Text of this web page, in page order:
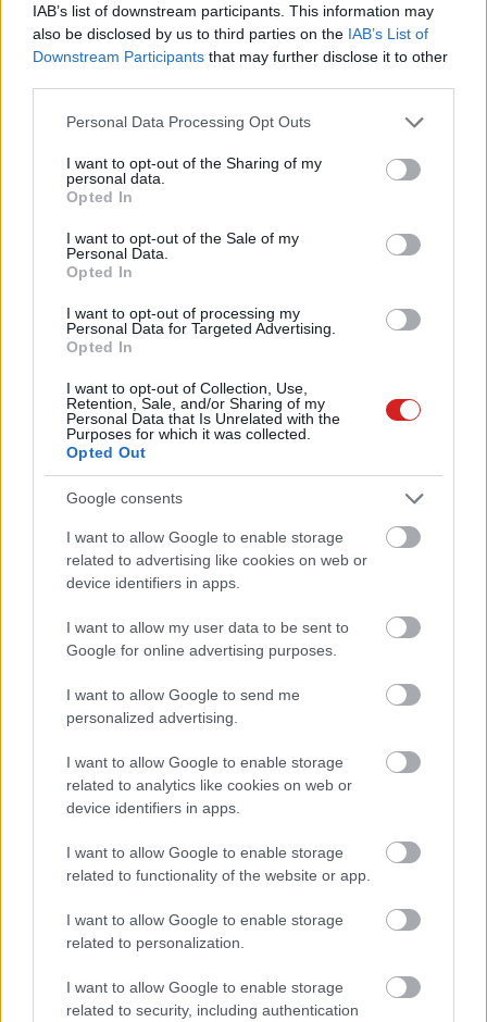
IAB’s list of downstream participants. This information may
also be disclosed by us to third parties on the IAB’s List of
Downstream Participants that may further disclose it to other
Please note that this website/app uses one or more Google
not limited to your visit or usage behaviour. You may click to
grant or deny consent to Google and its third-party tags to
use your data for below specified purposes in below Google
consent section.
Personal Data Processing Opt Outs
I want to opt-out of the Sharing of my
personal data.
Opted In
I want to opt-out of the Sale of my
Personal Data.
Opted In
I want to opt-out of processing my
Personal Data for Targeted Advertising.
Opted In
I want to opt-out of Collection, Use,
Retention, Sale, and/or Sharing of my
Personal Data that Is Unrelated with the
Purposes for which it was collected.
Opted Out
Google consents
I want to allow Google to enable storage
related to advertising like cookies on web or
device identifiers in apps.
I want to allow my user data to be sent to
Google for online advertising purposes.
I want to allow Google to send me
personalized advertising.
I want to allow Google to enable storage
related to analytics like cookies on web or
device identifiers in apps.
I want to allow Google to enable storage
related to functionality of the website or app.
I want to allow Google to enable storage
related to personalization.
I want to allow Google to enable storage
related to security, including authentication
Közösség| 2016.01.28 14:01
Ezeket az emotikonokat fogod
használni idén
Közösség | 2015.11.07 09:01
Csak így születhet meg egy új
emotikon
Szoftver| 2015.10.27 07:01
Emotikonok miatt vizsgálják az
oroszok Apple-t
Többé senki nem mondja, hogy
LOL
emotikonok
Közösség| 2013.04.30 06:30
Közélet| 2007.09.19 10:04